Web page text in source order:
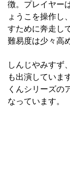
徴。プレイヤー
ょうこを操作し
すために奔走し
難易度は少々高め
しんじやみすず
も出演していま
くんシリーズの
なっています。